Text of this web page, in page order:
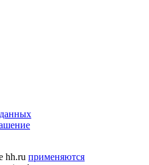
hh.ru применяются